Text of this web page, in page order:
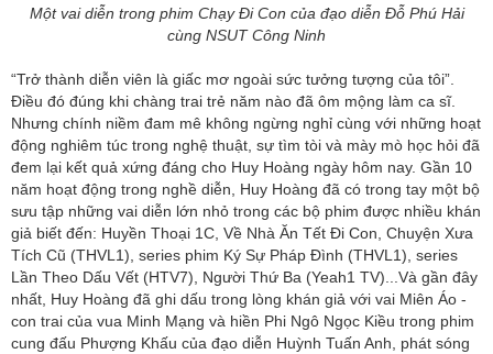
Một vai diễn trong phim Chạy Đi Con của đạo diễn Đỗ Phú Hải
cùng NSUT Công Ninh
“Trở thành diễn viên là giấc mơ ngoài sức tưởng tượng của tôi”.
Điều đó đúng khi chàng trai trẻ năm nào đã ôm mộng làm ca sĩ.
Nhưng chính niềm đam mê không ngừng nghỉ cùng với những hoạt
động nghiêm túc trong nghệ thuật, sự tìm tòi và mày mò học hỏi đã
đem lại kết quả xứng đáng cho Huy Hoàng ngày hôm nay. Gần 10
năm hoạt động trong nghề diễn, Huy Hoàng đã có trong tay một bộ
sưu tập những vai diễn lớn nhỏ trong các bộ phim được nhiều khán
giả biết đến: Huyền Thoại 1C, Về Nhà Ăn Tết Đi Con, Chuyện Xưa
Tích Cũ (THVL1), series phim Ký Sự Pháp Đình (THVL1), series
Lần Theo Dấu Vết (HTV7), Người Thứ Ba (Yeah1 TV)...Và gần đây
nhất, Huy Hoàng đã ghi dấu trong lòng khán giả với vai Miên Áo -
con trai của vua Minh Mạng và hiền Phi Ngô Ngọc Kiều trong phim
cung đấu Phượng Khấu của đạo diễn Huỳnh Tuấn Anh, phát sóng